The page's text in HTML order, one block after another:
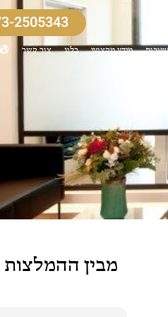
2505343
מידע מקצועי בלוג צור קשר
מבין ההמלצות